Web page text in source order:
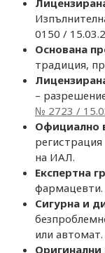
0150 /
Основана
традиция,
–
№ 2723 /
Официално
на ИАЛ.
Експертна
фармацевти.
Сигурна и
или автомат.